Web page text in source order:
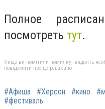
Полное
посмотреть тут.
Якщо ви помітили помилку, виділіть
повідомити про це редакцію
#Афиша #Херсон #кино
#фестиваль